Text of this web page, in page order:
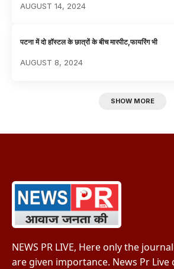
AUGUST 14, 2024
पटना में दो हॉस्टल के छात्रों के बीच मारपीट,फायरिंग भी
AUGUST 8, 2024
SHOW MORE
NEWS PR LIVE, Here only the
are given importance. News Pr Live